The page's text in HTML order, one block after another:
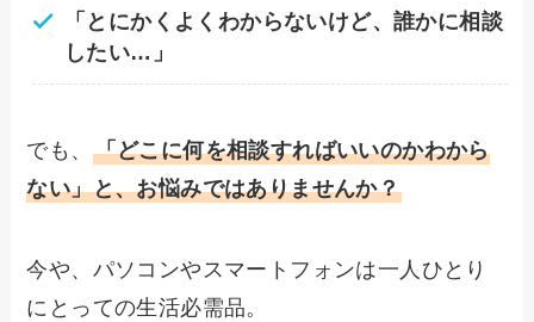
「とにかくよくわからないけど、誰かに相談
したい…」
でも、 「どこに何を相談すればいいのかわから
ない」と、お悩みではありませんか？
今や、パソコンやスマートフォンは一人ひとり
にとっての生活必需品。